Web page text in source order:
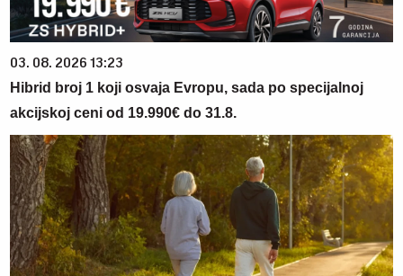
03. 08. 2026 13:23
Hibrid broj 1 koji osvaja Evropu, sada po specijalnoj
akcijskoj ceni od 19.990€ do 31.8.